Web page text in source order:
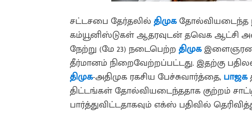
சட்டசபை தேர்தலில்திமுகதோல்வியடைந்த
கம்யூனிஸ்டுகள் ஆதரவுடன் தவெக ஆட்சி
நேற்று (மே 23) நடைபெற்றதிமுகஇளைஞரணி
தீர்மானம் நிறைவேற்றப்பட்டது. இதற்கு
திமுக-அதிமுக ரகசிய பேச்சுவார்த்தை,பாஜக
திட்டங்கள் தோல்வியடைந்ததாக குற்றம்
பார்த்துவிட்டதாகவும் எக்ஸ் பதிவில்